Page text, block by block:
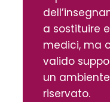
a sostituire
medici, ma
valido
un
riservato.